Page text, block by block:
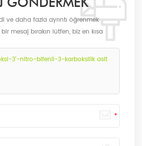
ve daha fazla ayrıntı öğrenmek
mesaj bırakın lütfen, biz en kısa
3'-nitro-bifenil-3-karboksilik asit